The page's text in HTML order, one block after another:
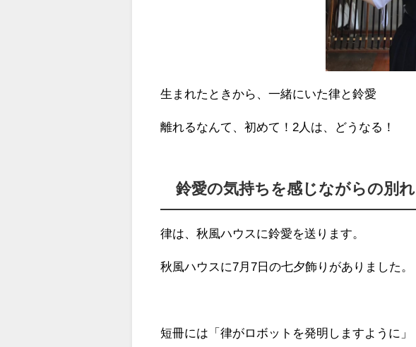
生まれたときから、一緒にいた律と鈴愛
離れるなんて、初めて！2人は、どうなる！
鈴愛の気持ちを感じながらの別れ
律は、秋風ハウスに鈴愛を送ります。
秋風ハウスに7月7日の七夕飾りがありました。
短冊には「律がロボットを発明しますように」